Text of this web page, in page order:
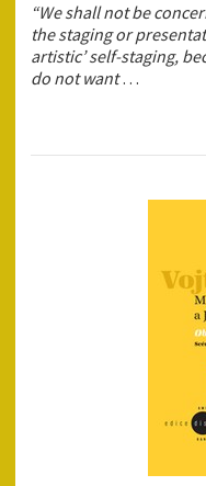
“We shall not be
the staging or
artistic’ self-staging,
do not want…